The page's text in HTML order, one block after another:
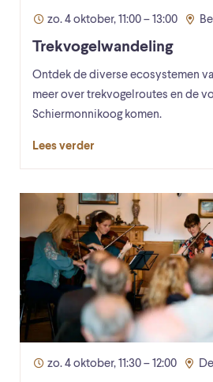
zo. 4 oktober, 11:00 – 13:00
Trekvogelwandeling
Ontdek de diverse ecosystemen
meer over trekvogelroutes en de
Schiermonnikoog komen.
Lees verder
zo. 4 oktober, 11:30 – 12:00